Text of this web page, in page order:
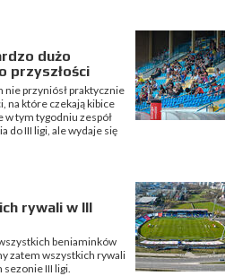
dużo
przyszłości
przyniósł praktycznie
na które czekają kibice
tym tygodniu zespół
do III ligi, ale wydaje się
rywali w III
beniaminków
zatem wszystkich rywali
III ligi.